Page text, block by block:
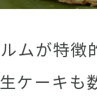
ムが特徴
ケーキも